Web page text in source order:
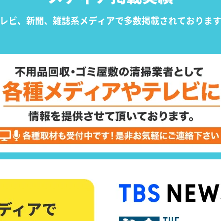
ビ、新聞、雑誌系メディアで多数掲載されておりま